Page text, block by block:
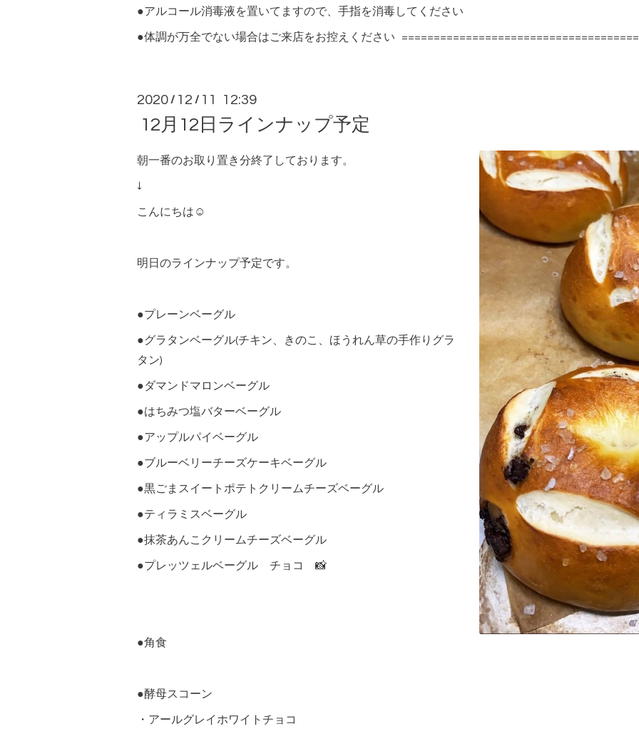
●アルコール消毒液を置いてますので、手指を消毒してください
●体調が万全でない場合はご来店をお控えください
2020 / 12 / 11 12:39
12月12日ラインナップ予定
朝一番のお取り置き分終了しております。
↓
こんにちは☺︎
明日のラインナップ予定です。
●プレーンベーグル
●グラタンベーグル(チキン、きのこ、ほうれん草の手作りグラ
タン)
●ダマンドマロンベーグル
●はちみつ塩バターベーグル
●アップルパイベーグル
●ブルーベリーチーズケーキベーグル
●黒ごまスイートポテトクリームチーズベーグル
●ティラミスベーグル
●抹茶あんこクリームチーズベーグル
●プレッツェルベーグル チョコ 📸
●角食
●酵母スコーン
・アールグレイホワイトチョコ